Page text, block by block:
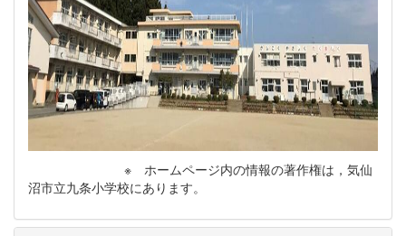
※ ホームページ内の情報の著作権は，気仙
沼市立九条小学校にあります。